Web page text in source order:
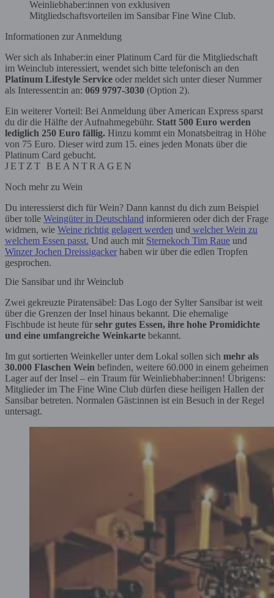
Weinliebhaber:innen von exklusiven
Mitgliedschaftsvorteilen im Sansibar Fine Wine Club.
Informationen zur Anmeldung
Wer sich als Inhaber:in einer Platinum Card für die Mitgliedschaft
im Weinclub interessiert, wendet sich bitte telefonisch an den
Platinum Lifestyle Service oder meldet sich unter dieser Nummer
als Interessent:in an: 069 9797-3030 (Option 2).
Ein weiterer Vorteil: Bei Anmeldung über American Express sparst
du dir die Hälfte der Aufnahmegebühr. Statt 500 Euro werden
lediglich 250 Euro fällig. Hinzu kommt ein Monatsbeitrag in Höhe
von 75 Euro. Dieser wird zum 15. eines jeden Monats über die
Platinum Card gebucht.
JETZT BEANTRAGEN
Noch mehr zu Wein
Du interessierst dich für Wein? Dann kannst du dich zum Beispiel
über tolle Weingüter in Deutschland informieren oder dich der Frage
widmen, wie Weine richtig gelagert werden und welcher Wein zu
welchem Essen passt. Und auch mit Sternekoch Tim Raue und
Winzer Jochen Dreissigacker haben wir über die edlen Tropfen
gesprochen.
Die Sansibar und ihr Weinclub
Zwei gekreuzte Piratensäbel: Das Logo der Sylter Sansibar ist weit
über die Grenzen der Insel hinaus bekannt. Die ehemalige
Fischbude ist heute für sehr gutes Essen, ihre hohe Promidichte
und eine umfangreiche Weinkarte bekannt.
Im gut sortierten Weinkeller unter dem Lokal sollen sich mehr als
30.000 Flaschen Wein befinden, weitere 60.000 in einem geheimen
Lager auf der Insel – ein Traum für Weinliebhaber:innen! Übrigens:
Mitglieder im The Fine Wine Club dürfen diese heiligen Hallen der
Sansibar betreten. Normalen Gäst:innen ist ein Besuch in der Regel
untersagt.